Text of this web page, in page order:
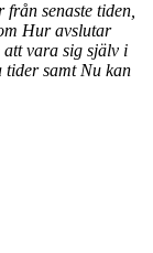
senaste tiden,
Hur avslutar
att vara sig själv i
tider samt Nu kan